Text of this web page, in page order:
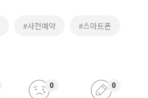
#사전예약 #스마트폰
0 0